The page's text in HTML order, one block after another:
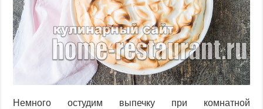
Немного остудим выпечку при комнатной